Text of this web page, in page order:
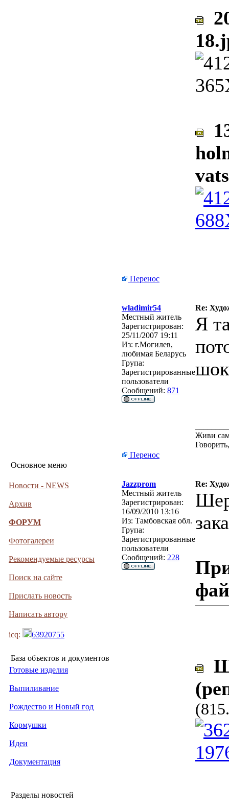
Основное меню
Новости - NEWS
Архив
ФОРУМ
Фотогалереи
Рекомендуемые ресурсы
Поиск на сайте
Прислать новость
Написать автору
icq: 63920755
База объектов и документов
Готовые изделия
Выпиливание
Рождество и Новый год
Кормушки
Идеи
Документация
Разделы новостей
Перенос
wladimir54
Re:
Местный житель
Зарегистрирован:
25/11/2007 19:11
Из: г.Могилев,
любимая Беларусь
Група:
Зарегистрированные
пользователи
Сообщений: 871
Я
Живи
Перенос
Jazzprom
Re:
Местный житель
Зарегистрирован:
16/09/2010 13:16
Из: Тамбовская обл.
Група:
Зарегистрированные
пользователи
Сообщений: 228